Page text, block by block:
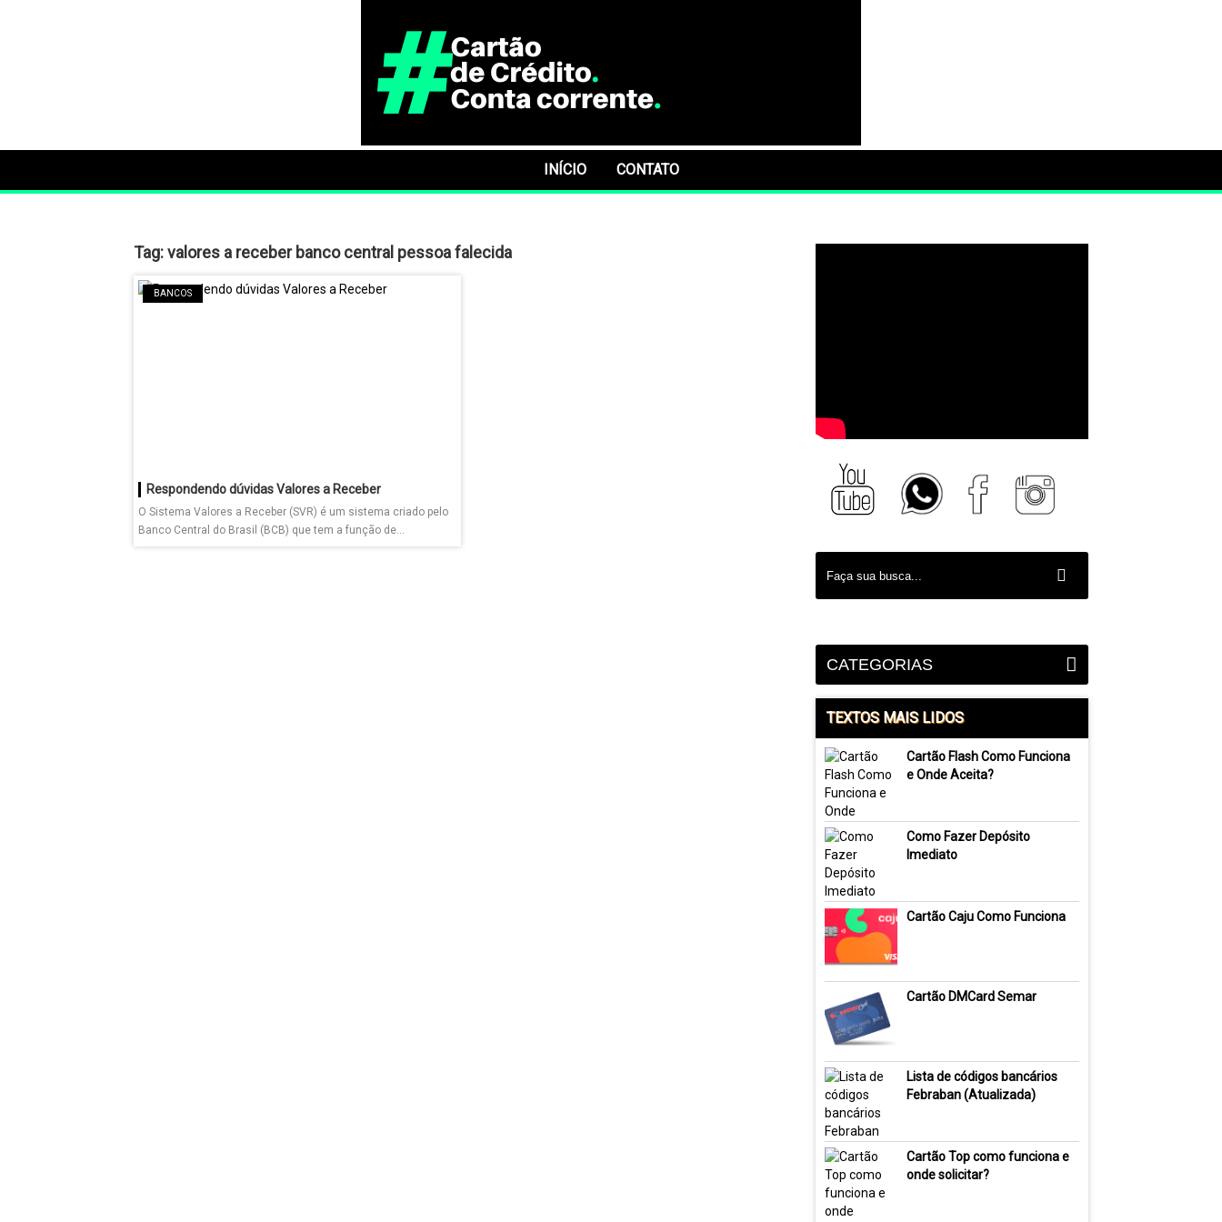
INÍCIO CONTATO
Tag:valores a receber banco central pessoa falecida
BANCOS
Respondendo dúvidas Valores a Receber
O Sistema Valores a Receber (SVR) é um sistema criado pelo
Banco Central do Brasil (BCB) que tem a função de...
CATEGORIAS
TEXTOS MAIS LIDOS
Cartão Flash Como Funciona
e Onde Aceita?
Como Fazer Depósito
Imediato
Cartão Caju Como Funciona
Cartão DMCard Semar
Lista de códigos bancários
Febraban (Atualizada)
Cartão Top como funciona e
onde solicitar?